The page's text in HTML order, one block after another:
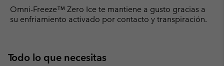
Omni-Freeze™ Zero Ice te mantiene a gusto gracias a
su enfriamiento activado por contacto y transpiración.
Todo lo que necesitas